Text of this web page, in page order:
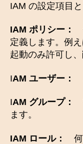
IAM の設定項目
IAM ポリシー：
定義します。例
起動のみ許可し
IAM ユーザー：
IAM グループ：
ます。
IAM ロール：
何